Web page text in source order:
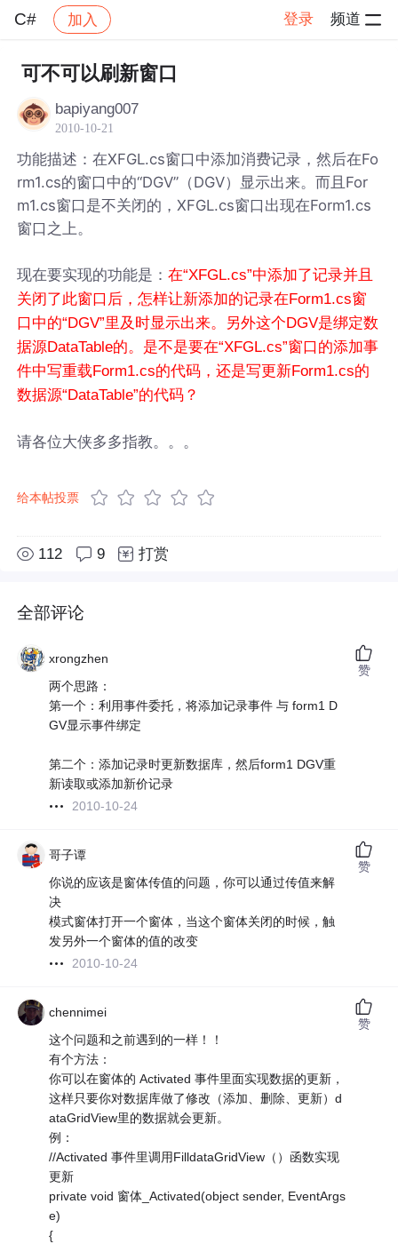
C# 加入 登录 频道
社区 C# 帖子详情
可不可以刷新窗口
bapiyang007
2010-10-21
功能描述：在XFGL.cs窗口中添加消费记录，然后在Fo
rm1.cs的窗口中的“DGV”（DGV）显示出来。而且For
m1.cs窗口是不关闭的，XFGL.cs窗口出现在Form1.cs
窗口之上。
现在要实现的功能是：在“XFGL.cs”中添加了记录并且
关闭了此窗口后，怎样让新添加的记录在Form1.cs窗
口中的“DGV”里及时显示出来。另外这个DGV是绑定数
据源DataTable的。是不是要在“XFGL.cs”窗口的添加事
件中写重载Form1.cs的代码，还是写更新Form1.cs的
数据源“DataTable”的代码？
请各位大侠多多指教。。。
给本帖投票
112 9 打赏
全部评论
xrongzhen
两个思路：
第一个：利用事件委托，将添加记录事件 与 form1 D
GV显示事件绑定
第二个：添加记录时更新数据库，然后form1 DGV重
新读取或添加新价记录
2010-10-24
赞
哥子谭
你说的应该是窗体传值的问题，你可以通过传值来解
决
模式窗体打开一个窗体，当这个窗体关闭的时候，触
发另外一个窗体的值的改变
2010-10-24
赞
chennimei
这个问题和之前遇到的一样！！
有个方法：
你可以在窗体的 Activated 事件里面实现数据的更新，
这样只要你对数据库做了修改（添加、删除、更新）d
ataGridView里的数据就会更新。
例：
//Activated 事件里调用FilldataGridView（）函数实现
更新
private void 窗体_Activated(object sender, EventArgs
e)
{
赞